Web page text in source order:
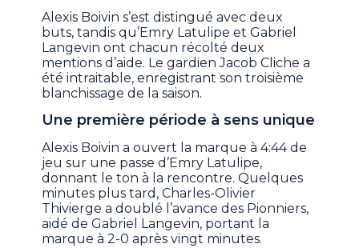
Alexis Boivin s’est distingué avec deux
buts, tandis qu’Emry Latulipe et Gabriel
Langevin ont chacun récolté deux
mentions d’aide. Le gardien Jacob Cliche a
été intraitable, enregistrant son troisième
blanchissage de la saison.
Une première période à sens unique
Alexis Boivin a ouvert la marque à 4:44 de
jeu sur une passe d’Emry Latulipe,
donnant le ton à la rencontre. Quelques
minutes plus tard, Charles-Olivier
Thivierge a doublé l’avance des Pionniers,
aidé de Gabriel Langevin, portant la
marque à 2-0 après vingt minutes.